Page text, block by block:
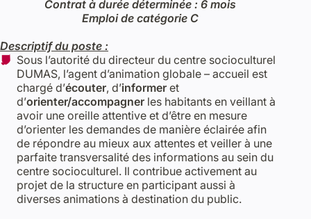
Contrat à durée déterminée : 6 mois
Emploi de catégorie C
Descriptif du poste :
Sous l’autorité du directeur du centre socioculturel
DUMAS, l’agent d’animation globale – accueil est
chargé d’écouter, d’informer et
d’orienter/accompagner les habitants en veillant à
avoir une oreille attentive et d’être en mesure
d’orienter les demandes de manière éclairée afin
de répondre au mieux aux attentes et veiller à une
parfaite transversalité des informations au sein du
centre socioculturel. Il contribue activement au
projet de la structure en participant aussi à
diverses animations à destination du public.